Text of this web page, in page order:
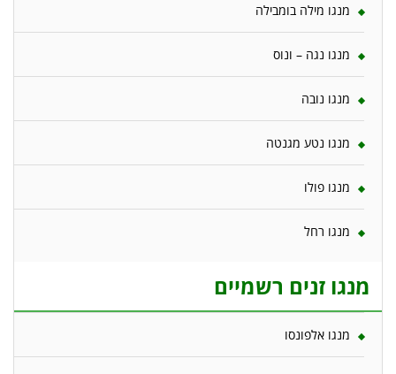
מנגו מילה בומבילה
מנגו נגה – ונוס
מנגו נובה
מנגו נטע מגנטה
מנגו פולו
מנגו רחל
מנגו זנים רשמיים
מנגו אלפונסו